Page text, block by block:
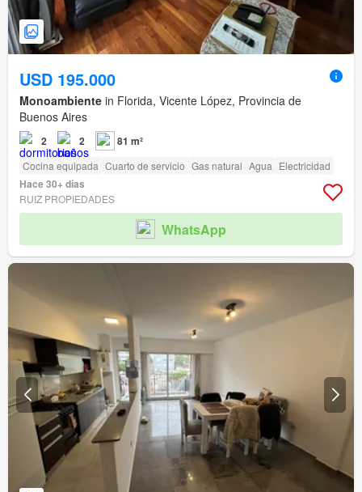
USD 195.000
Monoambiente in Florida, Vicente López, Provincia de
Buenos Aires
2 2 81 m²
Cocina equipada Cuarto de servicio Gas natural Agua Electricidad
Hace 30+ días
RUIZ PROPIEDADES
WhatsApp